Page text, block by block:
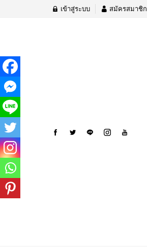
เข้าสู่ระบบ สมัครสมาชิก